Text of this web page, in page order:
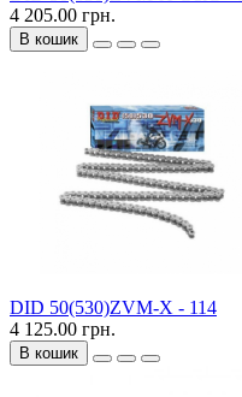
4 205.00 грн.
В кошик
DID 50(530)ZVM-X - 114
4 125.00 грн.
В кошик